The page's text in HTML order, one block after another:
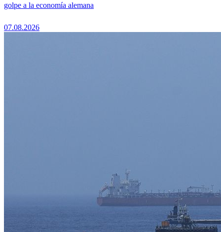
golpe a la economía alemana
07.08.2026